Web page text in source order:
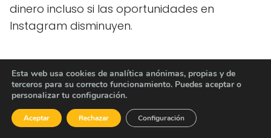
dinero incluso si las oportunidades en
Instagram disminuyen.
Mantener una imagen
auténtica y genuina en
Instagram para generar
Esta web usa cookies de analítica anónimas, propias y de
terceros para su correcto funcionamiento. Puedes aceptar o
personalizar tu configuración.
Aceptar Rechazar Configuración